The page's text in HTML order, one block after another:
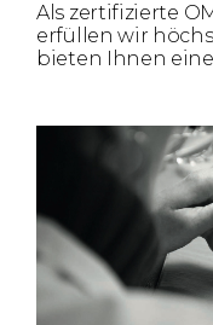
Als zertifizierte
erfüllen wir
bieten Ihnen